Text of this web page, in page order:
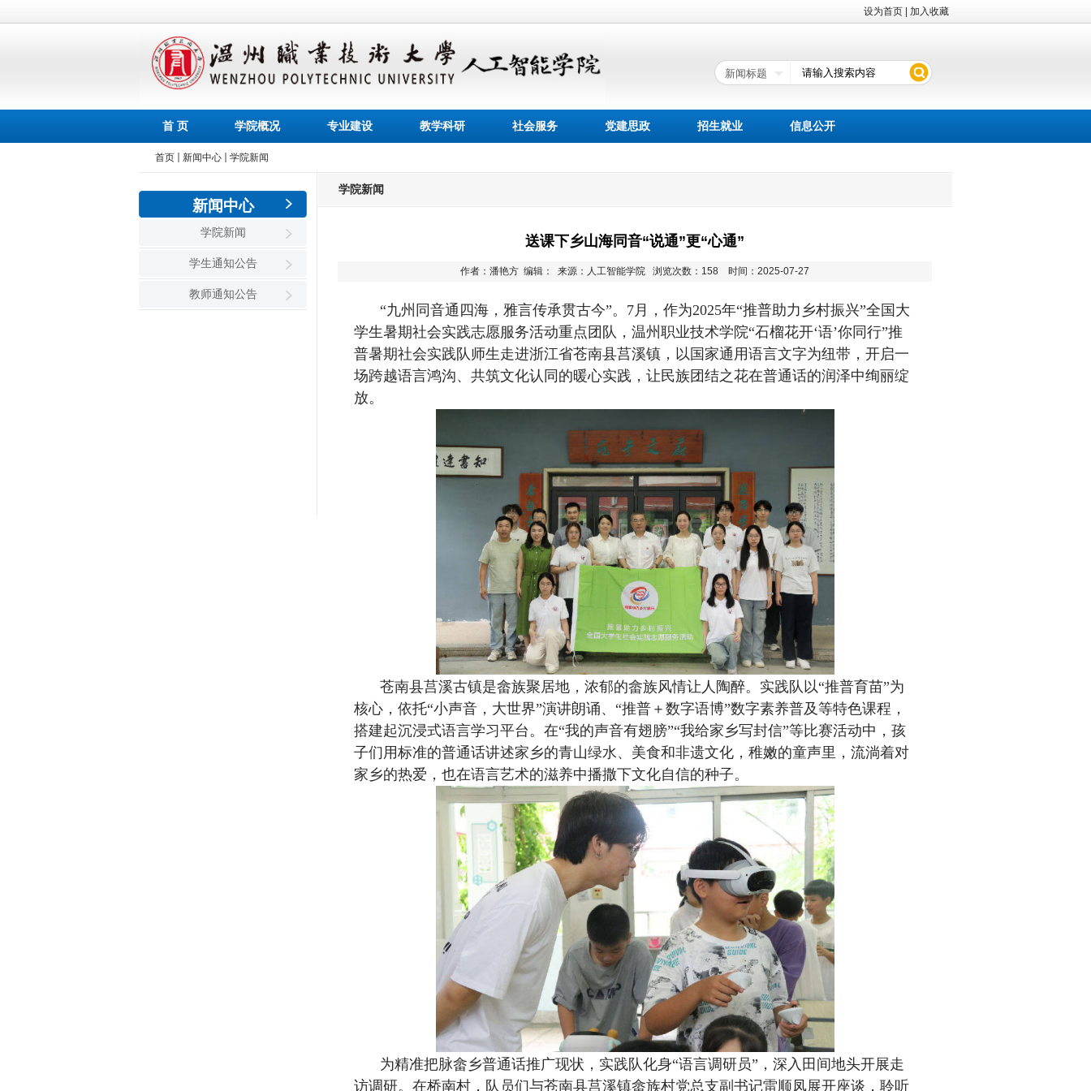
设为首页 加入收藏
首 页 学院概况 专业建设 教学科研 社会服务 党建思政 招生就业 信息公开
首页 新闻中心 学院新闻
新闻中心
学院新闻
学生通知公告
教师通知公告
学院新闻
送课下乡山海同音“说通”更“心通”
作者：潘艳方 编辑： 来源：人工智能学院 浏览次数： 158 时间：2025-07-27
“九州同音通四海，雅言传承贯古今”。 7 月，作为2025年“推普助力乡村振兴”全国大
学生暑期社会实践志愿服务活动重点团队，温州职业技术学院“石榴花开‘语’你同行”推
普暑期社会实践队师生走进浙江省苍南县莒溪镇，以国家通用语言文字为纽带，开启一
场跨越语言鸿沟、共筑文化认同的暖心实践，让民族团结之花在普通话的润泽中绚丽绽
放。
苍南县莒溪古镇是畲族聚居地，浓郁的畲族风情让人陶醉。实践队以“推普育苗”为
核心，依托“小声音，大世界”演讲朗诵、“推普＋数字语博”数字素养普及等特色课程，
搭建起沉浸式语言学习平台。在“我的声音有翅膀”“我给家乡写封信”等比赛活动中，孩
子们用标准的普通话讲述家乡的青山绿水、美食和非遗文化，稚嫩的童声里，流淌着对
家乡的热爱，也在语言艺术的滋养中播撒下文化自信的种子。
为精准把脉畲乡普通话推广现状，实践队化身“语言调研员”，深入田间地头开展走
访调研。在桥南村，队员们与苍南县莒溪镇畲族村党总支副书记雷顺凤展开座谈，聆听